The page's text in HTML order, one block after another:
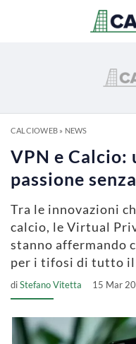
CALCIOWEB» NEWS
VPN e Calcio:
passione
Tra le innovazioni
calcio, le Virtual
stanno affermando
per i tifosi di tutto il
diStefano Vitetta 15 Mar